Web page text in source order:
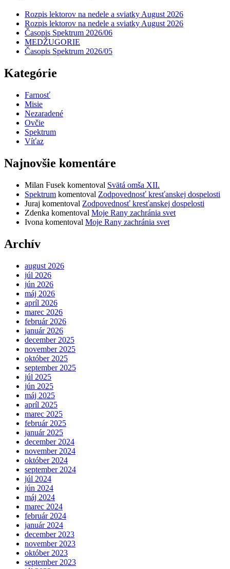
Rozpis lektorov na nedele a sviatky August 2026
Rozpis lektorov na nedele a sviatky August 2026
Časopis Spektrum 2026/06
MEDŽUGORIE
Časopis Spektrum 2026/05
Kategórie
Farnosť
Misie
Nezaradené
Ovčie
Spektrum
Víťaz
Najnovšie komentáre
Milan Fusek komentoval Svätá omša XII.
Spektrum komentoval Zodpovednosť kresťanskej dospelosti
Juraj komentoval Zodpovednosť kresťanskej dospelosti
Zdenka komentoval Moje Rany zachránia svet
Ivona komentoval Moje Rany zachránia svet
Archív
august 2026
júl 2026
jún 2026
máj 2026
apríl 2026
marec 2026
február 2026
január 2026
december 2025
november 2025
október 2025
september 2025
júl 2025
jún 2025
máj 2025
apríl 2025
marec 2025
február 2025
január 2025
december 2024
november 2024
október 2024
september 2024
júl 2024
jún 2024
máj 2024
marec 2024
február 2024
január 2024
december 2023
november 2023
október 2023
september 2023